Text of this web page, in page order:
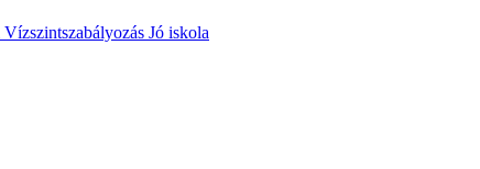
Vízszintszabályozás Jó iskola